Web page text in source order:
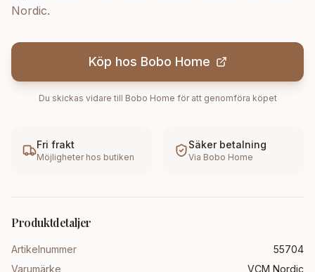
Nordic.
Köp hos Bobo Home
Du skickas vidare till Bobo Home för att genomföra köpet
Fri frakt
Möjligheter hos butiken
Säker betalning
Via Bobo Home
Produktdetaljer
Artikelnummer
55704
Varumärke
VCM Nordic